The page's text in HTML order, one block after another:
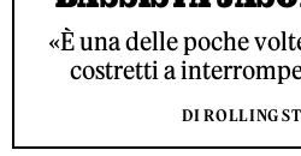
«È una delle poche
costretti a
DI ROLLING